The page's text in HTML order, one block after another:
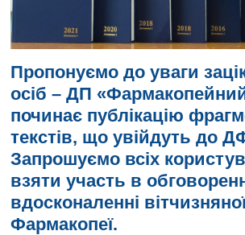
Пропонуємо до уваги
осіб – ДП
починає публікацію
текстів, що увійдуть до
Запрошуємо всіх
взяти участь в
вдосконаленні
Фармакопеї.